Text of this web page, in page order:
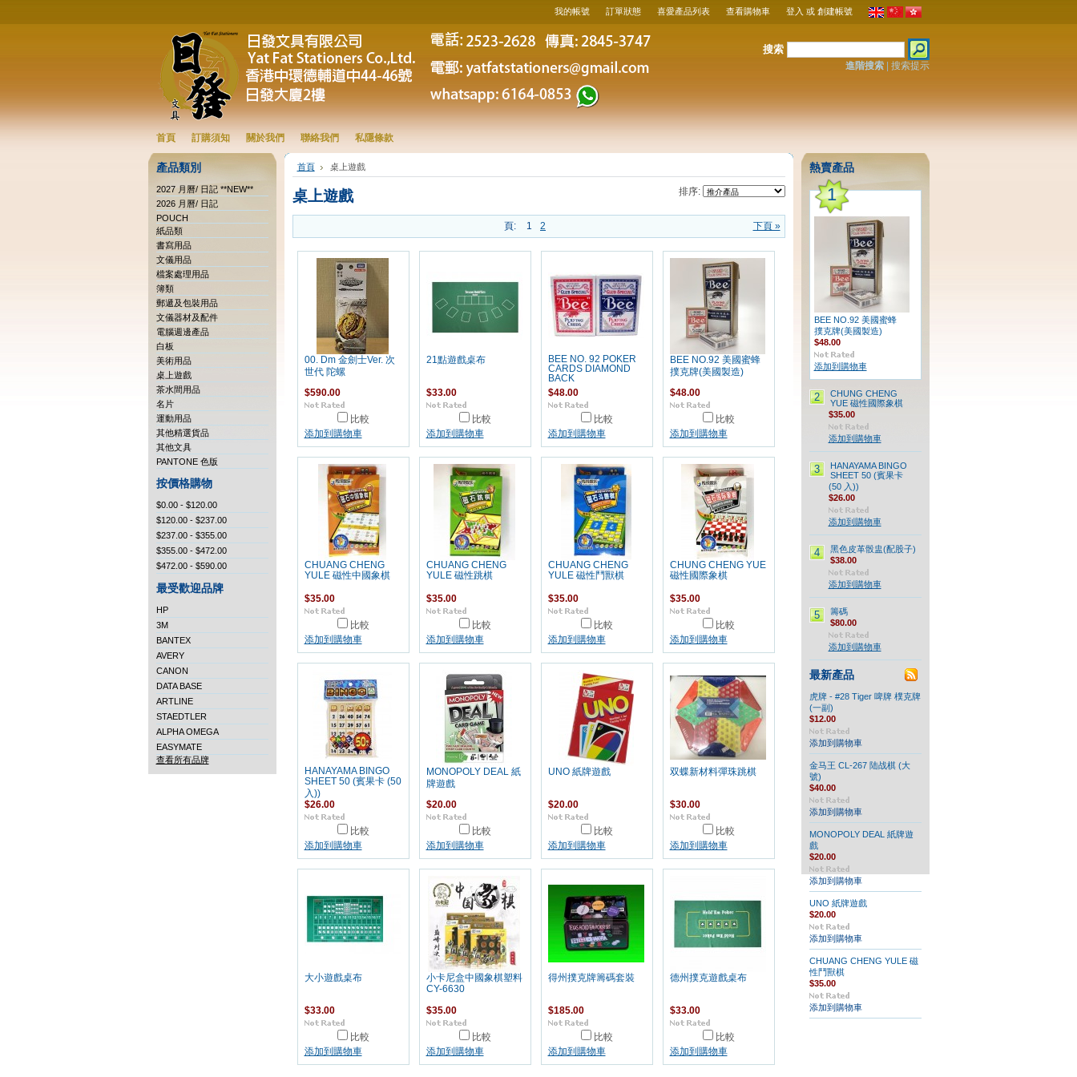
我的帳號 訂單狀態 喜愛產品列表 查看購物車 登入 或 創建帳號
搜索
進階搜索| 搜索提示
首頁 訂購須知 關於我們 聯絡我們 私隱條款
產品類別
2027 月曆/ 日記 **NEW**
2026 月曆/ 日記
POUCH
紙品類
書寫用品
文儀用品
檔案處理用品
簿類
郵遞及包裝用品
文儀器材及配件
電腦週邊產品
白板
美術用品
桌上遊戲
茶水間用品
名片
運動用品
其他精選貨品
其他文具
PANTONE 色版
按價格購物
$0.00 - $120.00
$120.00 - $237.00
$237.00 - $355.00
$355.00 - $472.00
$472.00 - $590.00
最受歡迎品牌
HP
3M
BANTEX
AVERY
CANON
DATA BASE
ARTLINE
STAEDTLER
ALPHA OMEGA
EASYMATE
查看所有品牌
首頁 桌上遊戲
排序:
桌上遊戲
下頁 »
頁: 1 2
00. Dm 金劍士Ver. 次
世代 陀螺
$590.00
比較
添加到購物車
21點遊戲桌布
$33.00
比較
添加到購物車
BEE NO. 92 POKER
CARDS DIAMOND
BACK
$48.00
比較
添加到購物車
BEE NO.92 美國蜜蜂
撲克牌(美國製造)
$48.00
比較
添加到購物車
CHUANG CHENG
YULE 磁性中國象棋
$35.00
比較
添加到購物車
CHUANG CHENG
YULE 磁性跳棋
$35.00
比較
添加到購物車
CHUANG CHENG
YULE 磁性鬥獸棋
$35.00
比較
添加到購物車
CHUNG CHENG YUE
磁性國際象棋
$35.00
比較
添加到購物車
HANAYAMA BINGO
SHEET 50 (賓果卡 (50
入))
$26.00
比較
添加到購物車
MONOPOLY DEAL 紙
牌遊戲
$20.00
比較
添加到購物車
UNO 紙牌遊戲
$20.00
比較
添加到購物車
双蝶新材料彈珠跳棋
$30.00
比較
添加到購物車
大小遊戲桌布
$33.00
比較
添加到購物車
小卡尼盒中國象棋塑料
CY-6630
$35.00
比較
添加到購物車
得州撲克牌籌碼套裝
$185.00
比較
添加到購物車
德州撲克遊戲桌布
$33.00
比較
添加到購物車
熱賣產品
1
BEE NO.92 美國蜜蜂
撲克牌(美國製造)
$48.00
添加到購物車
2
CHUNG CHENG
YUE 磁性國際象棋
$35.00
添加到購物車
3
HANAYAMA BINGO
SHEET 50 (賓果卡
(50 入))
$26.00
添加到購物車
4
黑色皮革骰盅(配股子)
$38.00
添加到購物車
5
籌碼
$80.00
添加到購物車
最新產品
虎牌 - #28 Tiger 啤牌 樸克牌
(一副)
$12.00
添加到購物車
金马王 CL-267 陆战棋 (大
號)
$40.00
添加到購物車
MONOPOLY DEAL 紙牌遊
戲
$20.00
添加到購物車
UNO 紙牌遊戲
$20.00
添加到購物車
CHUANG CHENG YULE 磁
性鬥獸棋
$35.00
添加到購物車